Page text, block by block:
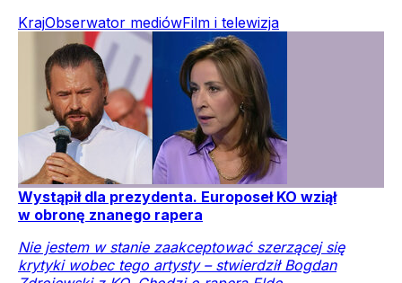
KrajObserwator mediówFilm i telewizja
Wystąpił dla prezydenta. Europoseł KO wziął
w obronę znanego rapera
Nie jestem w stanie zaakceptować szerzącej się
krytyki wobec tego artysty – stwierdził Bogdan